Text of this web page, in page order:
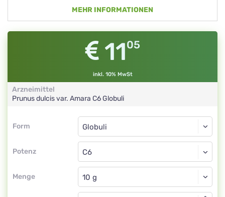
MEHR INFORMATIONEN
1105
inkl. 10% MwSt
Arzneimittel
Prunus dulcis var. Amara C6Globuli
Form
Form
Potenz
Globuli
C6
Menge
Globuli